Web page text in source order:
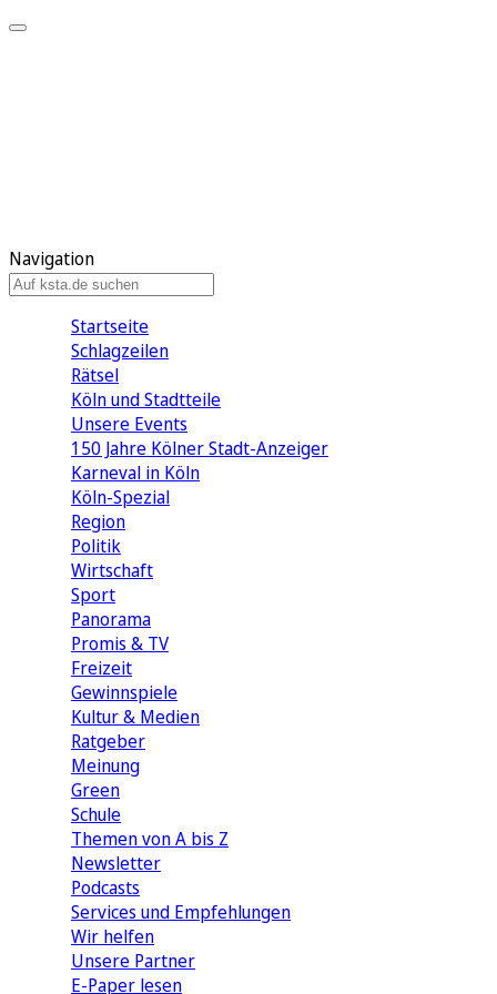
Navigation
Startseite
Schlagzeilen
Rätsel
Köln und Stadtteile
Unsere Events
150 Jahre Kölner Stadt-Anzeiger
Karneval in Köln
Köln-Spezial
Region
Politik
Wirtschaft
Sport
Panorama
Promis & TV
Freizeit
Gewinnspiele
Kultur & Medien
Ratgeber
Meinung
Green
Schule
Themen von A bis Z
Newsletter
Podcasts
Services und Empfehlungen
Wir helfen
Unsere Partner
E-Paper lesen